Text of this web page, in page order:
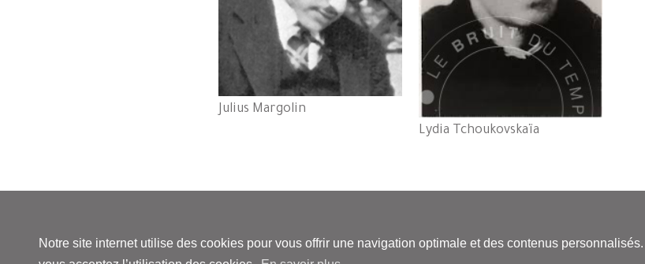
Notre site internet utilise des cookies pour vous offrir une navigation optimale et des contenus
Julius Margolin
Lydia Tchoukovskaïa
© Le Bruit du temps - Siren 504 585 332 - Diffusion/distribution : Les Belles Lettres - Tel. 01 43 29 62 50 -Nous contacter-